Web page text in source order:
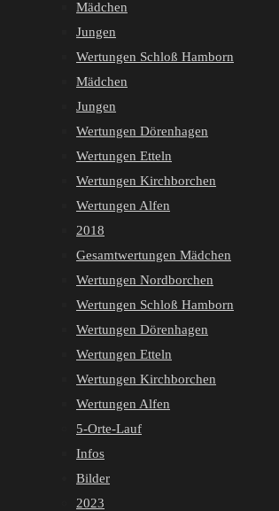
Mädchen
Jungen
Wertungen Schloß Hamborn
Mädchen
Jungen
Wertungen Dörenhagen
Wertungen Etteln
Wertungen Kirchborchen
Wertungen Alfen
2018
Gesamtwertungen Mädchen
Wertungen Nordborchen
Wertungen Schloß Hamborn
Wertungen Dörenhagen
Wertungen Etteln
Wertungen Kirchborchen
Wertungen Alfen
5-Orte-Lauf
Infos
Bilder
2023